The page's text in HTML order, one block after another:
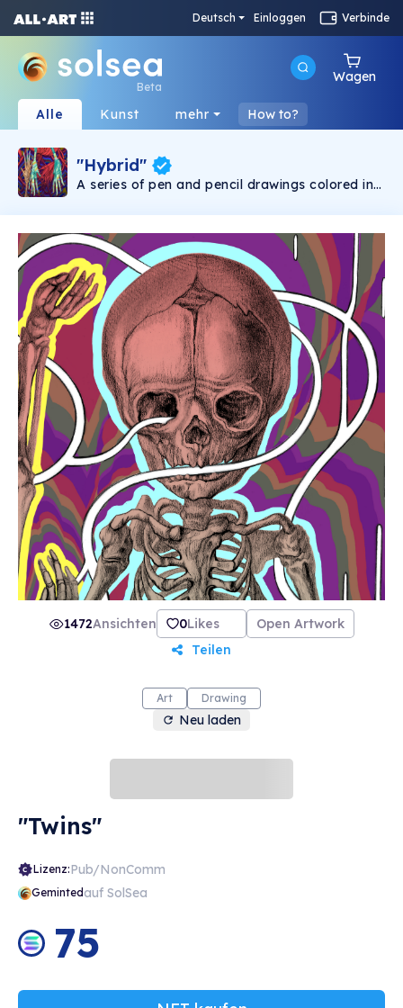
Deutsch Einloggen Verbinde
Beta
Wagen
Alle Kunst mehr How to?
"Hybrid"
A series of pen and pencil drawings colored in
1472Ansichten 0Likes
Open Artwork
Teilen
Art Drawing
Neu laden
"Twins"
Lizenz:Pub/NonComm
Gemintedauf SolSea
75